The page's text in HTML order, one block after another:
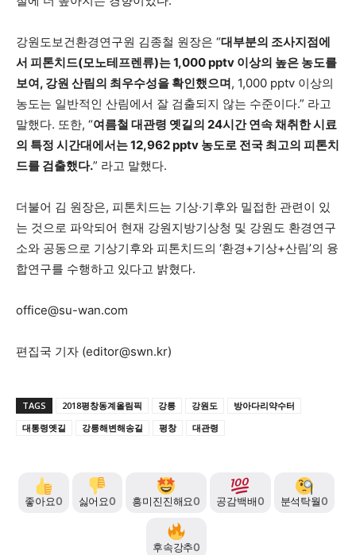
강원도보건환경연구원 김종철 원장은 “대부분의 조사지점에
서 피톤치드(모노테프렌류)는1,000 pptv 이상의 높은 농도를
보여, 강원 산림의 최우수성을 확인했으며, 1,000 pptv 이상의
농도는 일반적인 산림에서 잘 검출되지 않는 수준이다.” 라고
말했다. 또한, “여름철 대관령 옛길의 24시간 연속 채취한 시료
의 특정 시간대에서는12,962 pptv 농도로 전국 최고의 피톤치
드를 검출했다.” 라고 말했다.
더불어 김 원장은, 피톤치드는 기상·기후와 밀접한 관련이 있
는 것으로 파악되어 현재 강원지방기상청 및 강원도 환경연구
소와 공동으로 기상기후와 피톤치드의 ‘환경+기상+산림’의 융
합연구를 수행하고 있다고 밝혔다.
office@su-wan.com
편집국 기자 (editor@swn.kr)
TAGS 2018평창동계올림픽 강릉 강원도
방아다리약수터
대통령옛길
강릉해변해송길 평창 대관령
좋아요0 싫어요0 흥미진진해요0 공감백배0 분석탁월0
후속강추0